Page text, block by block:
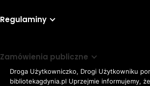
Regulaminy
Zamówienia publiczne
Droga Użytkowniczko, Drogi Użytkowniku
bibliotekagdynia.pl Uprzejmie informujemy,